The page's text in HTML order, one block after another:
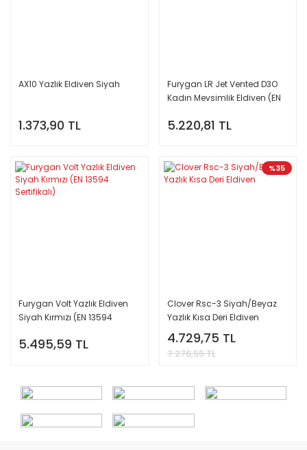
AX10 Yazlık Eldiven Siyah
1.373,90 TL
Furygan LR Jet Vented D3O
Kadın Mevsimlik Eldiven (EN
5.220,81 TL
Furygan Volt Yazlık Eldiven
Siyah Kırmızı (EN 13594
5.495,59 TL
%35
Clover Rsc-3 Siyah/Beyaz
Yazlık Kısa Deri Eldiven
4.729,75 TL
7.276,55 TL